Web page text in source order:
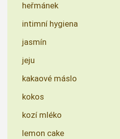
heřmánek
intimní hygiena
jasmín
jeju
kakaové máslo
kokos
kozí mléko
lemon cake